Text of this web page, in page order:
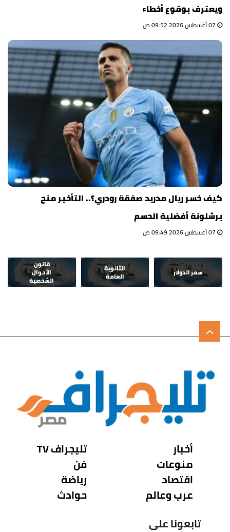
ويعترف بوقوع أخطاء
كيف خسر ريال مدريد صفقة رودري؟.. التأخير منح
برشلونة أفضلية الحسم
سعر الدولار
الثانوية
العامة
قانون
الأحوال
الشخصية
أخبار
منوعات
اقتصاد
عرب وعالم
تليجراف TV
فن
رياضة
حوادث
تابعونا على